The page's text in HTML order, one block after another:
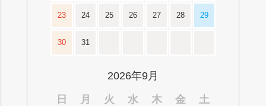
23 24 25 26 27 28 29
30 31
2026年9月
日
月 火 水 木 金 土